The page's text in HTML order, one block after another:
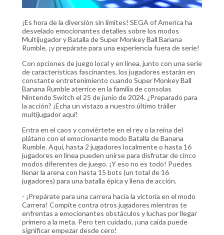
¡Es hora de la diversión sin límites! SEGA of America ha
desvelado emocionantes detalles sobre los modos
Multijugador y Batalla de Super Monkey Ball Banana
Rumble, ¡y prepárate para una experiencia fuera de serie!
Con opciones de juego local y en línea, junto con una serie
de características fascinantes, los jugadores estarán en
constante entretenimiento cuando Super Monkey Ball
Banana Rumble aterrice en la familia de consolas
Nintendo Switch el 25 de junio de 2024. ¿Preparado para
la acción? ¡Echa un vistazo a nuestro último tráiler
multijugador aquí!
Entra en el caos y conviértete en el rey o la reina del
plátano con el emocionante modo Batalla de Banana
Rumble. Aquí, hasta 2 jugadores localmente o hasta 16
jugadores en línea pueden unirse para disfrutar de cinco
modos diferentes de juego. ¡Y eso no es todo! Puedes
llenar la arena con hasta 15 bots (un total de 16
jugadores) para una batalla épica y llena de acción.
- ¡Prepárate para una carrera hacia la victoria en el modo
Carrera! Compite contra otros jugadores mientras te
enfrentas a emocionantes obstáculos y luchas por llegar
primero a la meta. Pero ten cuidado, ¡una caída puede
significar empezar desde cero!